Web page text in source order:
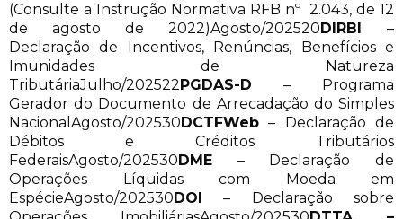
(Consulte a Instrução Normativa RFB nº 2.043, de 12
de agosto de 2022)Agosto/202520 DIRBI –
Declaração de Incentivos, Renúncias, Benefícios e
Imunidades de Natureza
TributáriaJulho/202522 PGDAS-D – Programa
Gerador do Documento de Arrecadação do Simples
NacionalAgosto/202530 DCTFWeb – Declaração de
Débitos e Créditos Tributários
FederaisAgosto/202530 DME – Declaração de
Operações Líquidas com Moeda em
EspécieAgosto/202530 DOI
– Declaração sobre